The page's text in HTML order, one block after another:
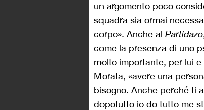
un argomento poco
squadra sia ormai
corpo». Anche al Partidazo
come la presenza di uno
molto importante, per lui
Morata, «avere una
bisogno. Anche perché ti
dopotutto io do tutto me